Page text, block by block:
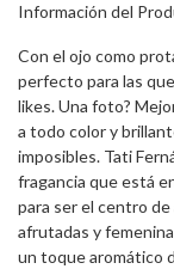
Información del
Con el ojo como
perfecto para las
likes. Una foto?
a todo color y
imposibles. Tati
fragancia que está
para ser el centro
afrutadas y
un toque aromático